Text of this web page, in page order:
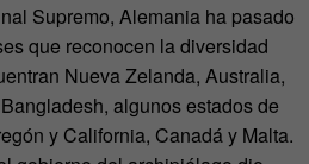
Supremo, Alemania ha pasado
que reconocen la diversidad
Nueva Zelanda, Australia,
algunos estados de
y California, Canadá y Malta.